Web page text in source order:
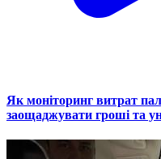
Як моніторинг витрат
заощаджувати гроші та